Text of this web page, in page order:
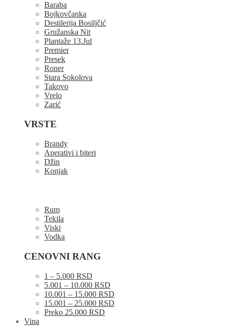
Baraba
Bojkovčanka
Destilerija Bosiljčić
Gružanska Nit
Plantaže 13.Jul
Premier
Presek
Roner
Stara Sokolova
Takovo
Vrelo
Zarić
VRSTE
Brandy
Aperativi i biteri
Džin
Konjak
Rum
Tekila
Viski
Vodka
CENOVNI RANG
1 – 5.000 RSD
5.001 – 10.000 RSD
10.001 – 15.000 RSD
15.001 – 25.000 RSD
Preko 25.000 RSD
Vina